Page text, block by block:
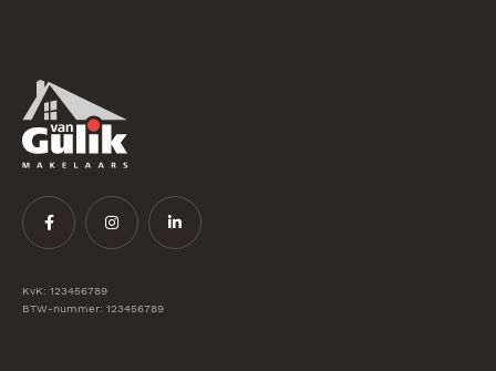
KvK: 123456789
BTW-nummer: 123456789